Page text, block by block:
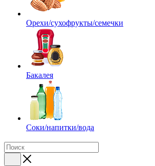
Орехи/сухофрукты/семечки
Бакалея
Соки/напитки/вода